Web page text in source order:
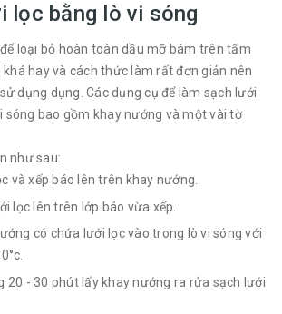
lọc bằng lò vi sóng
loại bỏ hoàn toàn dầu mỡ bám trên tấm
khá hay và cách thức làm rất đơn giản nên
dụng dụng. Các dụng cụ để làm sạch lưới
sóng bao gồm khay nướng và một vài tờ
như sau:
và xếp báo lên trên khay nướng.
lọc lên trên lớp báo vừa xếp.
có chứa lưới lọc vào trong lò vi sóng với
20 - 30 phút lấy khay nướng ra rửa sạch lưới